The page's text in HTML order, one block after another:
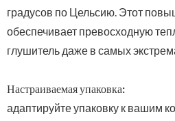
градусов по Цельсию. Этот
обеспечивает превосходную
глушитель даже в самых
Настраиваемая упаковка:
адаптируйте упаковку к вашим